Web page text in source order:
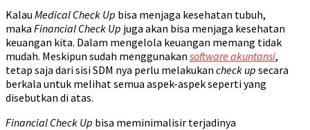
Kalau Medical Check Up bisa menjaga kesehatan tubuh,
maka Financial Check Up juga akan bisa menjaga kesehatan
keuangan kita. Dalam mengelola keuangan memang tidak
mudah. Meskipun sudah menggunakan software akuntansi,
tetap saja dari sisi SDM nya perlu melakukan check up secara
berkala untuk melihat semua aspek-aspek seperti yang
disebutkan di atas.
Financial Check Up bisa meminimalisir terjadinya